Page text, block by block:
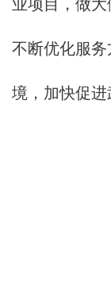
业项目，做大
不断优化服
境，加快促进